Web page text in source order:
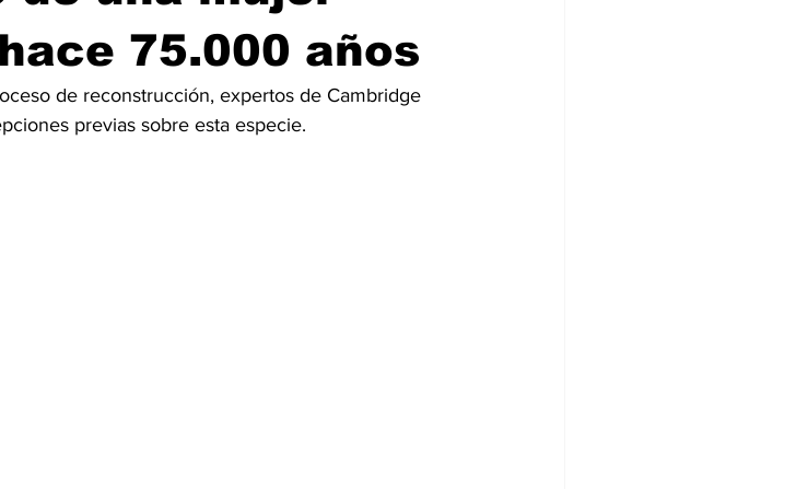
75.000 años
de reconstrucción, expertos de Cambridge
previas sobre esta especie.